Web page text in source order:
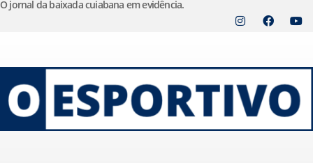
o
conteúdo
O jornal da baixada cuiabana em evidência.